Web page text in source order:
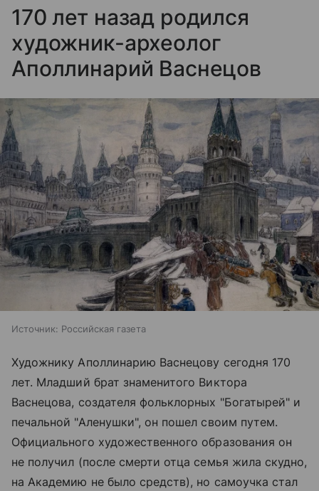
170 лет назад родился
художник-археолог
Аполлинарий Васнецов
Источник: Российская газета
Художнику Аполлинарию Васнецову сегодня 170
лет. Младший брат знаменитого Виктора
Васнецова, создателя фольклорных "Богатырей" и
печальной "Аленушки", он пошел своим путем.
Официального художественного образования он
не получил (после смерти отца семья жила скудно,
на Академию не было средств), но самоучка стал